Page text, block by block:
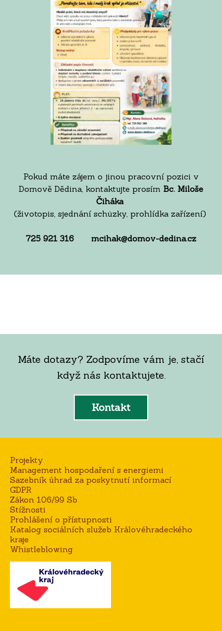
Pokud máte zájem o jinou pracovní pozici v
Domově Dědina, kontaktujte prosím Bc. Miloše
Čiháka
(životopis, sjednání schůzky, prohlídka zařízení)
725 921 316 mcihak@domov-dedina.cz
Máte dotazy? Zodpovíme vám je, stačí
když nás kontaktujete.
Kontakt
Projekty
Management hospodaření s energiemi
Sazebník úhrad za poskytnutí informací
GDPR
Zákon 106/99 Sb
Stížnosti
Prohlášení o přístupnosti
Katalog sociálních služeb Královéhradeckého
kraje
Whistleblowing